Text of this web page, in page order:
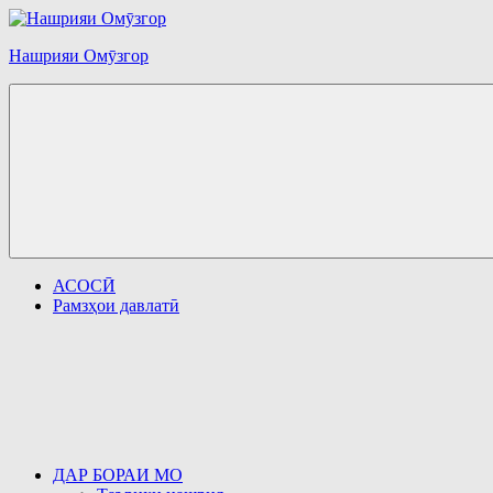
Перейти
содержимому
Нашрияи Омӯзгор
АСОСӢ
Рамзҳои давлатӣ
ДАР БОРАИ МО